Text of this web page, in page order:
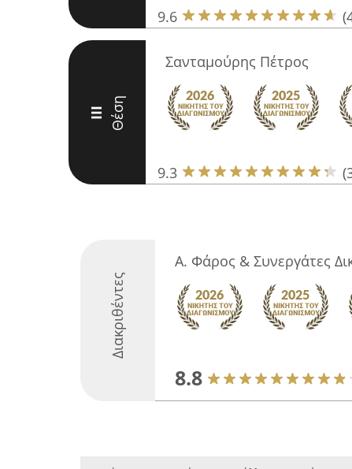
9.6
III Θέση
Σανταμούρης Πέτρος
9.3
Διακριθέντες
Α. Φάρος & Συνεργάτες
8.8